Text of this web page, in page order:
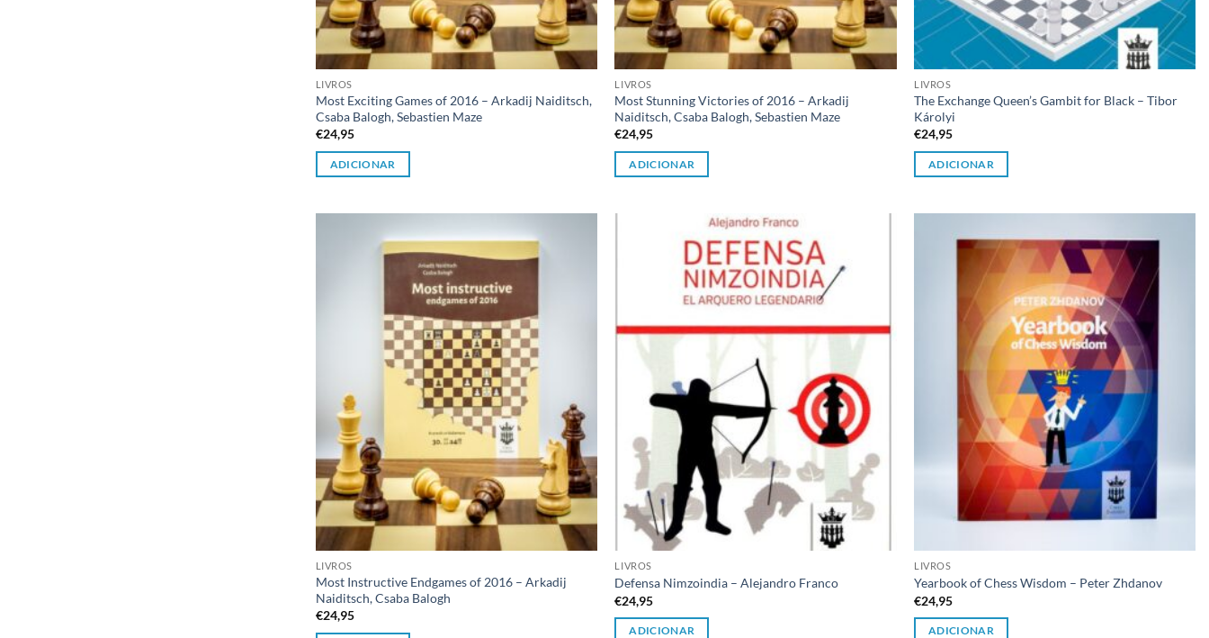
LIVROS
Most Exciting Games of 2016 – Arkadij Naiditsch,
Csaba Balogh, Sebastien Maze
€24,95
ADICIONAR
LIVROS
Most Stunning Victories of 2016 – Arkadij
Naiditsch, Csaba Balogh, Sebastien Maze
€24,95
ADICIONAR
LIVROS
The Exchange Queen’s Gambit for Black – Tibor
Károlyi
€24,95
ADICIONAR
Adicionar
LIVROS
Most Instructive Endgames of 2016 – Arkadij
Naiditsch, Csaba Balogh
€24,95
Adicionar
à lista de
LIVROS
Defensa Nimzoindia – Alejandro Franco
€24,95
ADICIONAR
Adicionar
à lista de
desejos
LIVROS
Yearbook of Chess Wisdom – Peter Zhdanov
€24,95
ADICIONAR